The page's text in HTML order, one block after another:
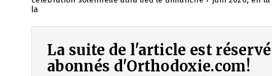
la
La suite de l'article est
abonnés d'Orthodoxie.com!